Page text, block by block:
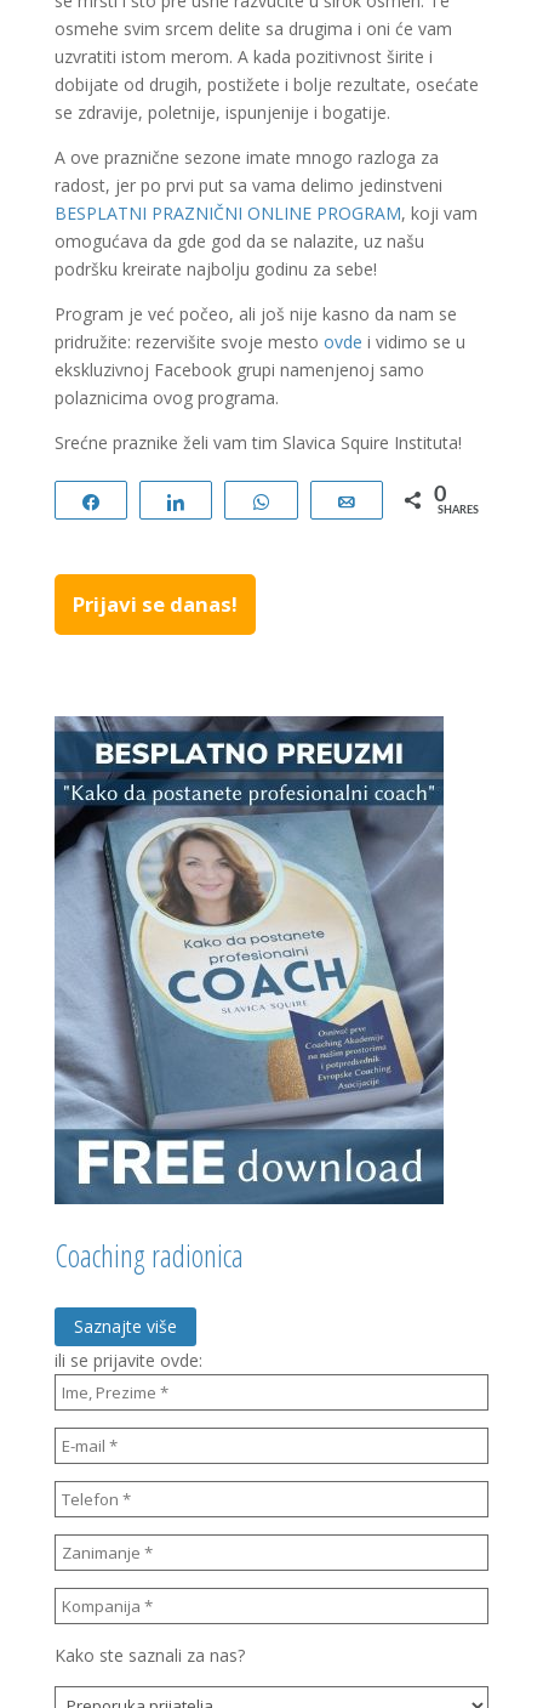
osmehe svim srcem delite sa drugima i oni će vam
uzvratiti istom merom. A kada pozitivnost širite i
dobijate od drugih, postižete i bolje rezultate, osećate
se zdravije, poletnije, ispunjenije i bogatije.
A ove praznične sezone imate mnogo razloga za
radost, jer po prvi put sa vama delimo jedinstveni
BESPLATNI PRAZNIČNI ONLINE PROGRAM, koji vam
omogućava da gde god da se nalazite, uz našu
podršku kreirate najbolju godinu za sebe!
Program je već počeo, ali još nije kasno da nam se
pridružite: rezervišite svoje mesto ovde i vidimo se u
ekskluzivnoj Facebook grupi namenjenoj samo
polaznicima ovog programa.
Srećne praznike želi vam tim Slavica Squire Instituta!
WhatsApp Email 0
SHARES
Prijavi se danas!
Coaching radionica
Saznajte više
ili se prijavite ovde:
Kako ste saznali za nas?